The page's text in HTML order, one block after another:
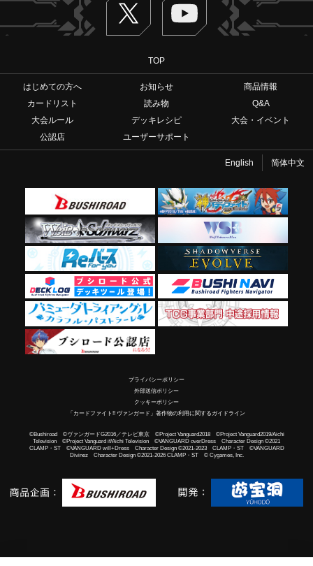
TOP
はじめての方へ お知らせ
商品情報
カードリスト
読み物
Q&A
大会ルール
デッキレシピ
大会・イベント
公認店
ユーザーサポート
English 简体中文
プライバシーポリシー
外部送信ポリシー
クッキーポリシー
「カードファイト!! ヴァンガード」著作物の利用に関するガイドライン
©Bushiroad ©ヴァンガードG2016／テレビ東京 ©Project Vanguard2018 ©Project Vanguard2019/Aichi
Television ©Project Vanguard if/Aichi Television ©VANGUARD overDress Character Design ©2021
CLAMP・ST ©VANGUARD will+Dress Character Design ©2021-2023 CLAMP・ST ©VANGUARD
Divinez Character Design ©2021-2026 CLAMP・ST © Cygames, Inc.